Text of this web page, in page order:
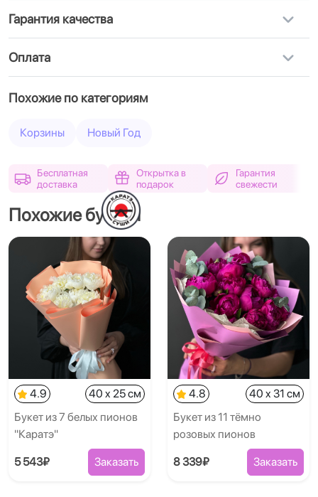
Гарантия качества
Оплата
Похожие по категориям
Корзины Новый Год
Бесплатная
доставка
Открытка в
подарок
Гарантия
свежести
Похожие букеты
4.9
40 x 25 см
Букет из 7 белых пионов
"Каратэ"
5 543₽ Заказать
4.8
40 x 31 см
Букет из 11 тёмно
розовых пионов
8 339₽ Заказать